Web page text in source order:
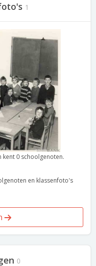
1
kent 0 schoolgenoten.
en klassenfoto's
0